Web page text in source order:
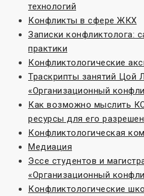
технологий
Конфликты в сфере ЖКХ
Записки конфликтолога:
практики
Конфликтологические
Траскрипты занятий Цой
«Организационный
Как возможно мыслить
ресурсы для его
Конфликтологическая
Медиация
Эссе студентов и
«Организационный
Конфликтологические